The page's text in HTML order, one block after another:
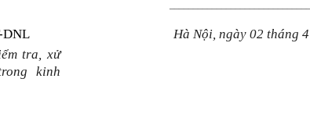
DNL
tra, xử
kinh
Hà Nội, ngày 02 tháng